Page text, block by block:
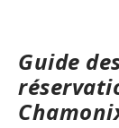
Guide